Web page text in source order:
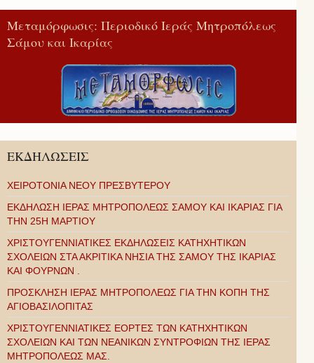
Μεταμόρφωσις: Περιοδικό Ιεράς Μητροπόλεως
Σάμου και Ικαρίας
ΕΚΔΗΛΩΣΕΙΣ
ΧΕΙΡΟΤΟΝΙΑ ΝΕΟΥ ΠΡΕΣΒΥΤΕΡΟΥ
ΕΚΔΗΛΩΣΗ ΙΕΡΑΣ ΜΗΤΡΟΠΟΛΕΩΣ ΣΑΜΟΥ ΚΑΙ ΙΚΑΡΙΑΣ ΓΙΑ
ΤΗΝ 25Η ΜΑΡΤΙΟΥ
ΧΡΙΣΤΟΥΓΕΝΝΙΑΤΙΚΕΣ ΕΚΔΗΛΩΣΕΙΣ ΚΑΤΗΧΗΤΙΚΩΝ
ΣΧΟΛΕΙΩΝ ΣΤΑ ΑΚΡΙΤΙΚΑ ΝΗΣΙΑ ΤΗΣ ΣΑΜΟΥ ΤΗΣ ΙΚΑΡΙΑΣ
ΚΑΙ ΦΟΥΡΝΩΝ .
ΠΡΟΣΚΛΗΣΗ ΙΕΡΑΣ ΜΗΤΡΟΠΟΛΕΩΣ ΓΙΑ ΤΗΝ ΚΟΠΗ ΤΗΣ
ΑΓΙΟΒΑΣΙΛΟΠΙΤΑΣ
ΧΡΙΣΤΟΥΓΕΝΝΙΑΤΙΚΕΣ ΕΟΡΤΕΣ ΤΩΝ ΚΑΤΗΧΗΤΙΚΩΝ
ΣΧΟΛΕΙΩΝ ΚΑΙ ΤΩΝ ΝΕΑΝΙΚΩΝ ΣΥΝΤΡΟΦΙΩΝ ΤΗΣ ΙΕΡΑΣ
ΜΗΤΡΟΠΟΛΕΩΣ ΜΑΣ.